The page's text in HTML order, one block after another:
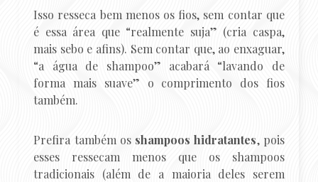
Isso resseca bem menos os fios, sem contar que
é essa área que “realmente suja” (cria caspa,
mais sebo e afins). Sem contar que, ao enxaguar,
“a água de shampoo” acabará “lavando de
forma mais suave” o comprimento dos fios
também.
Prefira também os shampoos hidratantes, pois
esses ressecam menos que os shampoos
tradicionais (além de a maioria deles serem